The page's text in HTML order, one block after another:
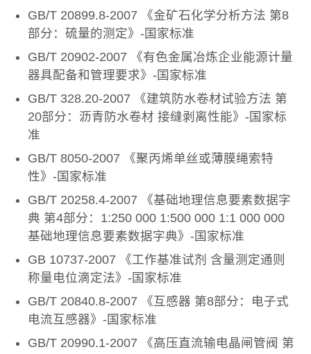
GB/T 20899.8-2007 《金矿石化学分析方法 第8
部分：硫量的测定》-国家标准
GB/T 20902-2007 《有色金属冶炼企业能源计量
器具配备和管理要求》-国家标准
GB/T 328.20-2007 《建筑防水卷材试验方法 第
20部分：沥青防水卷材 接缝剥离性能》-国家标
准
GB/T 8050-2007 《聚丙烯单丝或薄膜绳索特
性》-国家标准
GB/T 20258.4-2007 《基础地理信息要素数据字
典 第4部分：1:250 000 1:500 000 1:1 000 000
基础地理信息要素数据字典》-国家标准
GB 10737-2007 《工作基准试剂 含量测定通则
称量电位滴定法》-国家标准
GB/T 20840.8-2007 《互感器 第8部分：电子式
电流互感器》-国家标准
GB/T 20990.1-2007 《高压直流输电晶闸管阀 第